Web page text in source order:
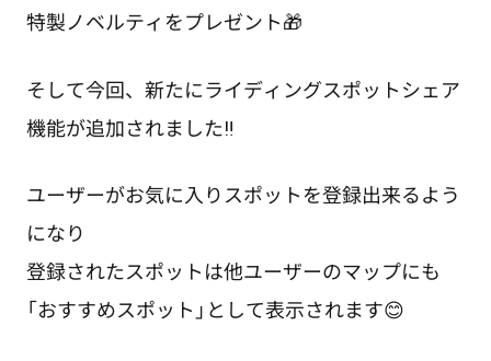
特製ノベルティをプレゼント🎁
そして今回、新たにライディングスポットシェア
機能が追加されました‼️
ユーザーがお気に入りスポットを登録出来るよう
になり
登録されたスポットは他ユーザーのマップにも
「おすすめスポット」として表示されます😊